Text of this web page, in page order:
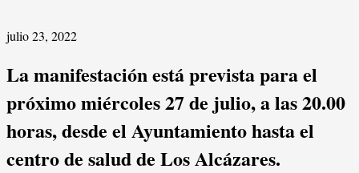
julio 23, 2022
La manifestación está prevista para el
próximo miércoles 27 de julio, a las 20.00
horas, desde el Ayuntamiento hasta el
centro de salud de Los Alcázares.